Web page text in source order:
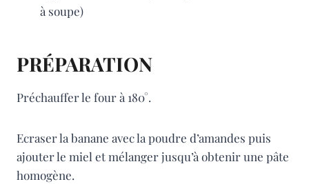
à soupe)
PRÉPARATION
Préchauffer le four à 180°.
Ecraser la banane avec la poudre d’amandes puis
ajouter le miel et mélanger jusqu’à obtenir une pâte
homogène.